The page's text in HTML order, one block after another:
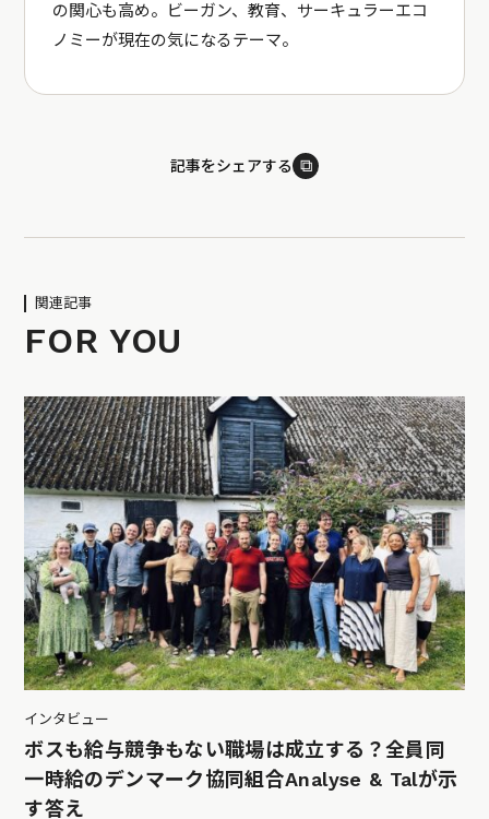
の関心も高め。ビーガン、教育、サーキュラーエコ
ノミーが現在の気になるテーマ。
記事をシェアする ⧉
関連記事
FOR YOU
インタビュー
ボスも給与競争もない職場は成立する？全員同
一時給のデンマーク協同組合Analyse & Talが示
す答え